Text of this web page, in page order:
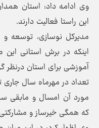
این راستا فعالیت دارند.
مدیرکل نوسازی، توسعه
مورد آن امسال و مابقی
که همگی خیرساز و